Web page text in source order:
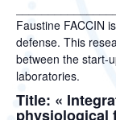
Faustine FACCIN is
defense. This
between the start-
laboratories.
Title: «
physiological